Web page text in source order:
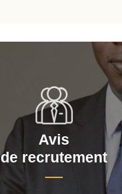
Avis
de recrutement